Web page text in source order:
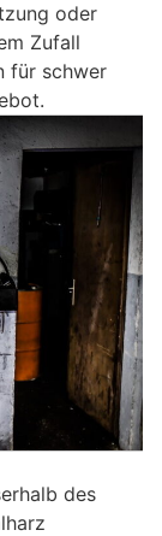
oder
Zufall
für schwer
des